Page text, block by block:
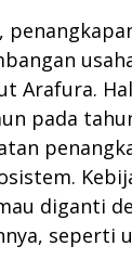
Arafura.
pada
diganti
seperti